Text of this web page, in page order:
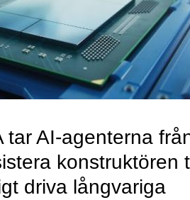
tar AI-agenterna
konstruktören
driva långvariga